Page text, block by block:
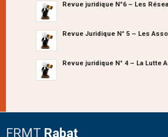
Revue juridique N°6 – Les
Revue Juridique N° 5 – Les
Revue juridique N° 4 – La Lutte
FRMT Rabat